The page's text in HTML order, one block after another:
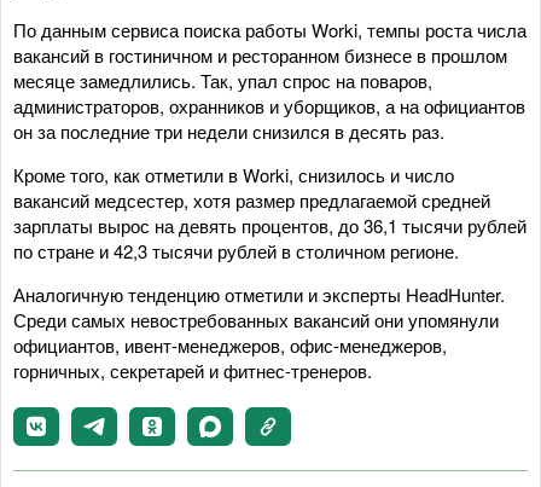
По данным сервиса поиска работы Worki, темпы роста числа
вакансий в гостиничном и ресторанном бизнесе в прошлом
месяце замедлились. Так, упал спрос на поваров,
администраторов, охранников и уборщиков, а на официантов
он за последние три недели снизился в десять раз.
Кроме того, как отметили в Worki, снизилось и число
вакансий медсестер, хотя размер предлагаемой средней
зарплаты вырос на девять процентов, до 36,1 тысячи рублей
по стране и 42,3 тысячи рублей в столичном регионе.
Аналогичную тенденцию отметили и эксперты HeadHunter.
Среди самых невостребованных вакансий они упомянули
официантов, ивент-менеджеров, офис-менеджеров,
горничных, секретарей и фитнес-тренеров.